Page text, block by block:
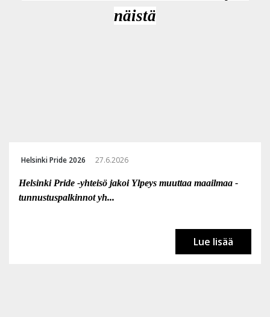
näistä
Helsinki Pride 2026 27.6.2026
Helsinki Pride -yhteisö jakoi Ylpeys muuttaa maailmaa -
tunnustuspalkinnot yh...
Lue lisää